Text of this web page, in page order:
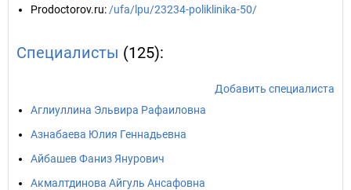
Prodoctorov.ru: /ufa/lpu/23234-poliklinika-50/
Специалисты (125):
Добавить специалиста
Аглиуллина Эльвира Рафаиловна
Азнабаева Юлия Геннадьевна
Айбашев Фаниз Янурович
Акмалтдинова Айгуль Ансафовна